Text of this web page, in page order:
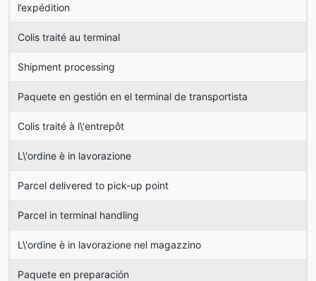
l’expédition
Colis traité au terminal
Shipment processing
Paquete en gestión en el terminal de transportista
Colis traité à l\'entrepôt
L\'ordine è in lavorazione
Parcel delivered to pick-up point
Parcel in terminal handling
L\'ordine è in lavorazione nel magazzino
Paquete en preparación